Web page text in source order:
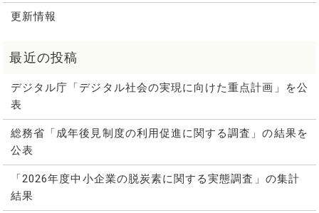
更新情報
デジタル庁「デジタル社会の実現に向けた重点計画」を公
表
総務省「成年後見制度の利用促進に関する調査」の結果を
公表
「2026年度中小企業の脱炭素に関する実態調査」の集計
結果